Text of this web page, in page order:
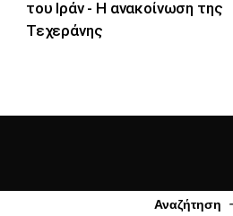
του Ιράν - Η ανακοίνωση της
Τεχεράνης
Αναζήτηση